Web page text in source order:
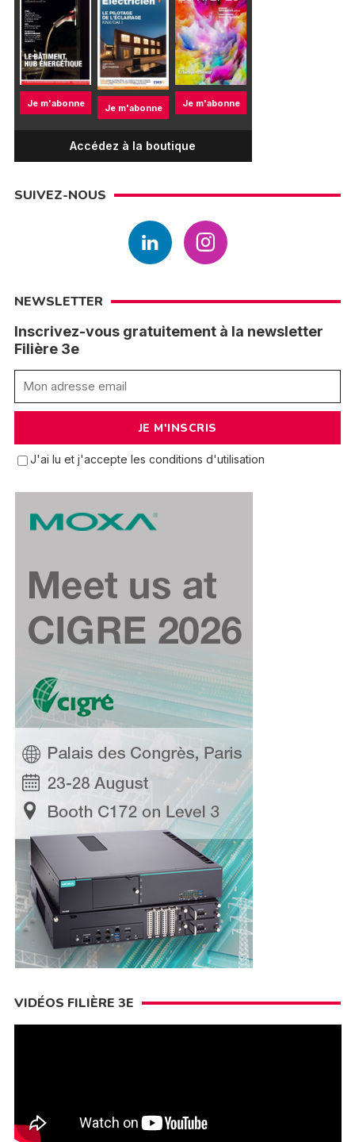
Je m'abonne Je m'abonne Je m'abonne
Accédez à la boutique
SUIVEZ-NOUS
NEWSLETTER
Inscrivez-vous gratuitement à la newsletter
Filière 3e
J'ai lu et j'accepte les conditions d'utilisation
VIDÉOS FILIÈRE 3E